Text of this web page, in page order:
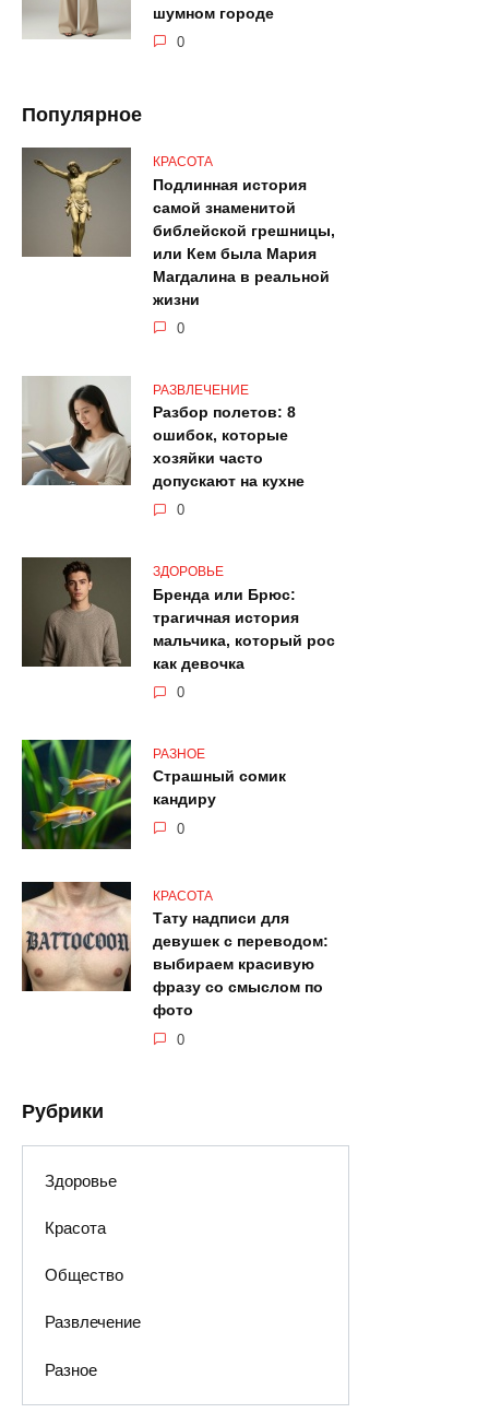
шумном городе
0
Популярное
КРАСОТА
Подлинная история
самой знаменитой
библейской грешницы,
или Кем была Мария
Магдалина в реальной
жизни
0
РАЗВЛЕЧЕНИЕ
Разбор полетов: 8
ошибок, которые
хозяйки часто
допускают на кухне
0
ЗДОРОВЬЕ
Бренда или Брюс:
трагичная история
мальчика, который рос
как девочка
0
РАЗНОЕ
Страшный сомик
кандиру
0
КРАСОТА
Тату надписи для
девушек с переводом:
выбираем красивую
фразу со смыслом по
фото
0
Рубрики
Здоровье
Красота
Общество
Развлечение
Разное